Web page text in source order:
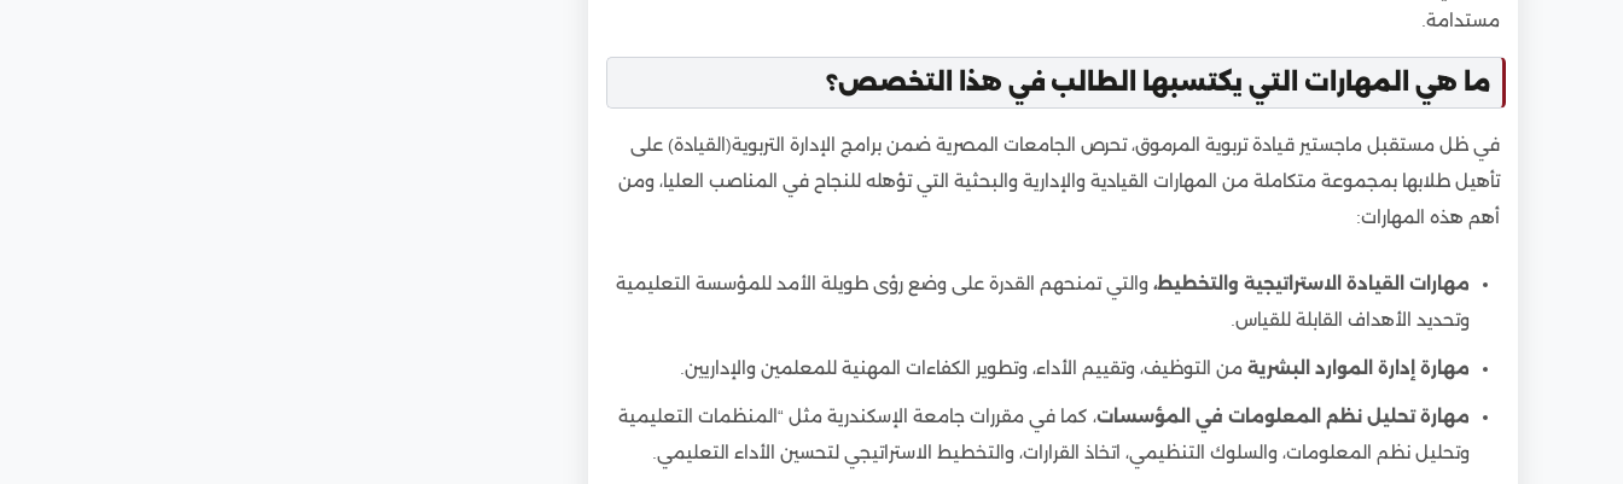
مستدامة.
ما هي المهارات التي يكتسبها الطالب في هذا التخصص؟
في ظل مستقبل ماجستير قيادة تربوية المرموق، تحرص الجامعات المصرية ضمن برامج الإدارة التربوية(القيادة) على
تأهيل طلابها بمجموعة متكاملة من المهارات القيادية والإدارية والبحثية التي تؤهله للنجاح في المناصب العليا، ومن
أهم هذه المهارات:
مهارات القيادة الاستراتيجية والتخطيط، والتي تمنحهم القدرة على وضع رؤى طويلة الأمد للمؤسسة التعليمية
وتحديد الأهداف القابلة للقياس.
مهارة إدارة الموارد البشرية من التوظيف، وتقييم الأداء، وتطوير الكفاءات المهنية للمعلمين والإداريين.
مهارة تحليل نظم المعلومات في المؤسسات، كما في مقررات جامعة الإسكندرية مثل “المنظمات التعليمية
وتحليل نظم المعلومات، والسلوك التنظيمي، اتخاذ القرارات، والتخطيط الاستراتيجي لتحسين الأداء التعليمي.